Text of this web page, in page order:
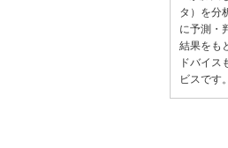
タ）を分
に予測・
結果をも
ドバイス
ビスです。